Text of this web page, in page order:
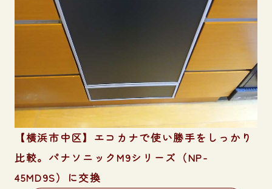
【横浜市中区】エコカナで使い勝手をしっかり
比較。パナソニックM9シリーズ（NP-
45MD9S）に交換